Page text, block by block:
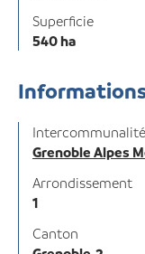
Superficie
540 ha
Grenoble Alpes
Arrondissement
1
Canton